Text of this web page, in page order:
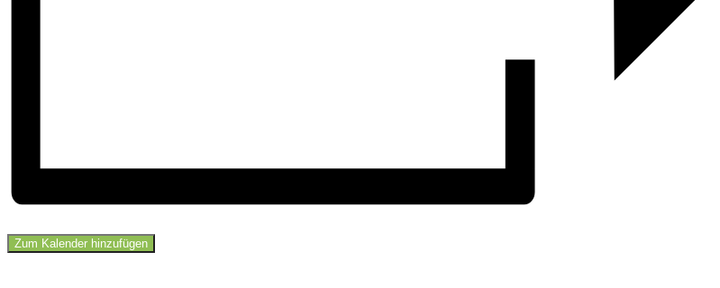
Zum Kalender hinzufügen